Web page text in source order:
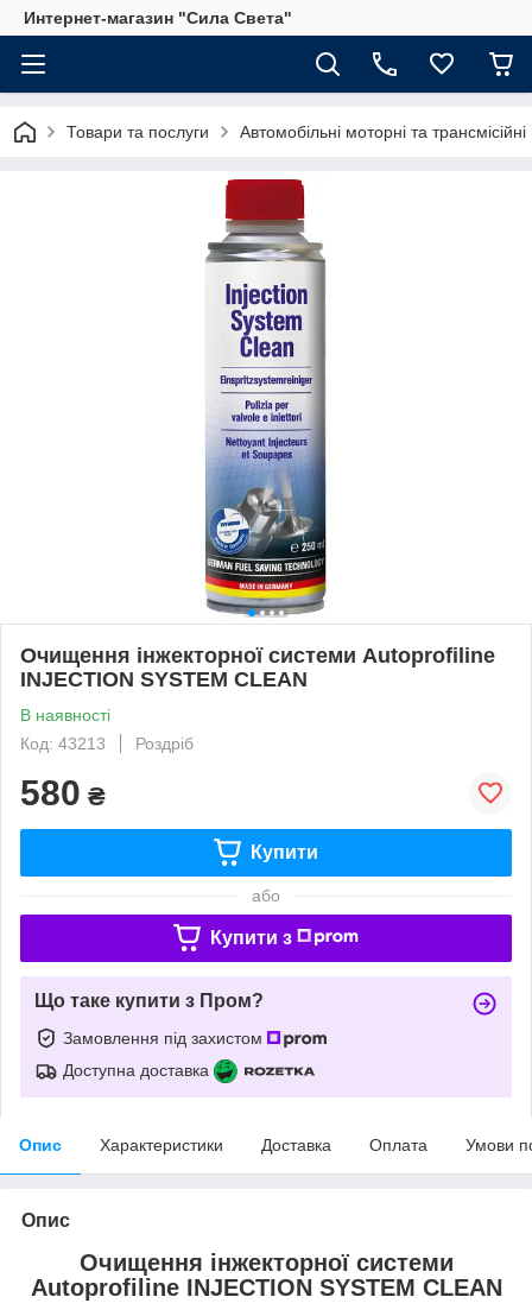
Интернет-магазин "Сила Света"
Товари та послуги Автомобільні моторні та
Очищення інжекторної системи Autoprofiline
INJECTION SYSTEM CLEAN
В наявності
Код: 43213
Роздріб
580 ₴
Купити
або
Купити з
Що таке купити з Пром?
Замовлення під захистом
Доступна доставка
Опис Характеристики Доставка Оплата Умови
Опис
Очищення інжекторної системи
Autoprofiline INJECTION SYSTEM CLEAN